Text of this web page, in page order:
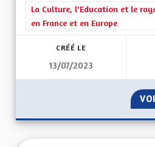
Filtrer les résultats de la
La Culture, l'Education et le
en France et en Europe
CRÉÉ LE
13/07/2023